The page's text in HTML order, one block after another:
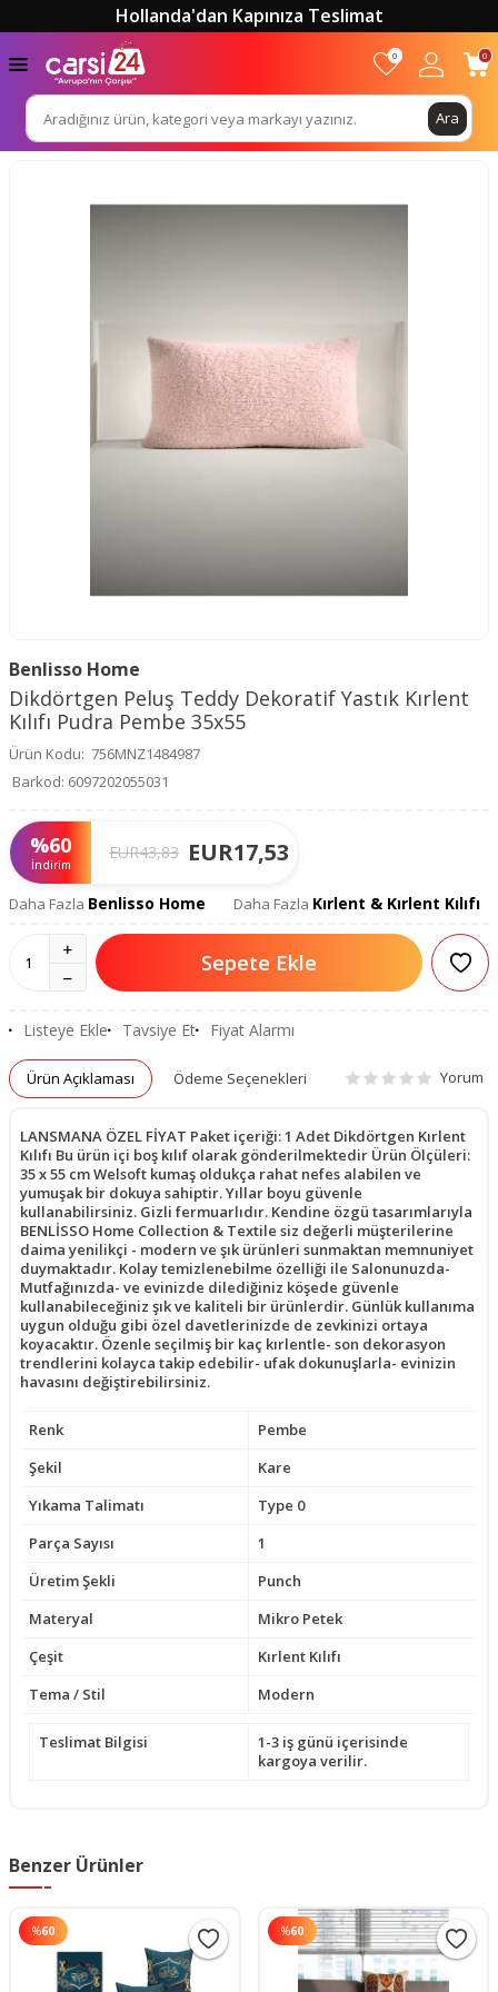
Hollanda'dan Kapınıza Teslimat
Ara
0 0
Benlisso Home
Dikdörtgen Peluş Teddy Dekoratif Yastık Kırlent
Kılıfı Pudra Pembe 35x55
Ürün Kodu: 756MNZ1484987
Barkod: 6097202055031
%60
İndirim
EUR43,83 EUR17,53
Daha Fazla Benlisso Home Daha Fazla Kırlent & Kırlent Kılıfı
Sepete Ekle
Listeye Ekle Tavsiye Et Fiyat Alarmı
Ürün Açıklaması Ödeme Seçenekleri Yorum
LANSMANA ÖZEL FİYAT Paket içeriği: 1 Adet Dikdörtgen Kırlent
Kılıfı Bu ürün içi boş kılıf olarak gönderilmektedir Ürün Ölçüleri:
35 x 55 cm Welsoft kumaş oldukça rahat nefes alabilen ve
yumuşak bir dokuya sahiptir. Yıllar boyu güvenle
kullanabilirsiniz. Gizli fermuarlıdır. Kendine özgü tasarımlarıyla
BENLİSSO Home Collection & Textile siz değerli müşterilerine
daima yenilikçi - modern ve şık ürünleri sunmaktan memnuniyet
duymaktadır. Kolay temizlenebilme özelliği ile Salonunuzda-
Mutfağınızda- ve evinizde dilediğiniz köşede güvenle
kullanabileceğiniz şık ve kaliteli bir ürünlerdir. Günlük kullanıma
uygun olduğu gibi özel davetlerinizde de zevkinizi ortaya
koyacaktır. Özenle seçilmiş bir kaç kırlentle- son dekorasyon
trendlerini kolayca takip edebilir- ufak dokunuşlarla- evinizin
havasını değiştirebilirsiniz.
Renk
Pembe
Şekil
Kare
Yıkama Talimatı
Type 0
Parça Sayısı
1
Üretim Şekli
Punch
Materyal
Mikro Petek
Çeşit
Kırlent Kılıfı
Tema / Stil
Modern
Teslimat Bilgisi
1-3 iş günü içerisinde
kargoya verilir.
Benzer Ürünler
%60 %60